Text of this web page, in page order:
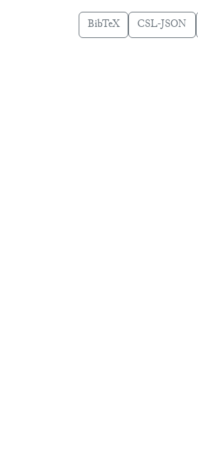
BibTeX CSL-JSON